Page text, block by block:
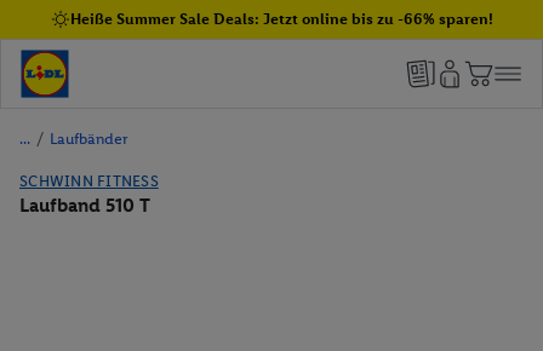
Heiße Summer Sale Deals: Jetzt online bis zu -66% sparen!
/ Laufbänder
SCHWINN FITNESS
Laufband 510 T